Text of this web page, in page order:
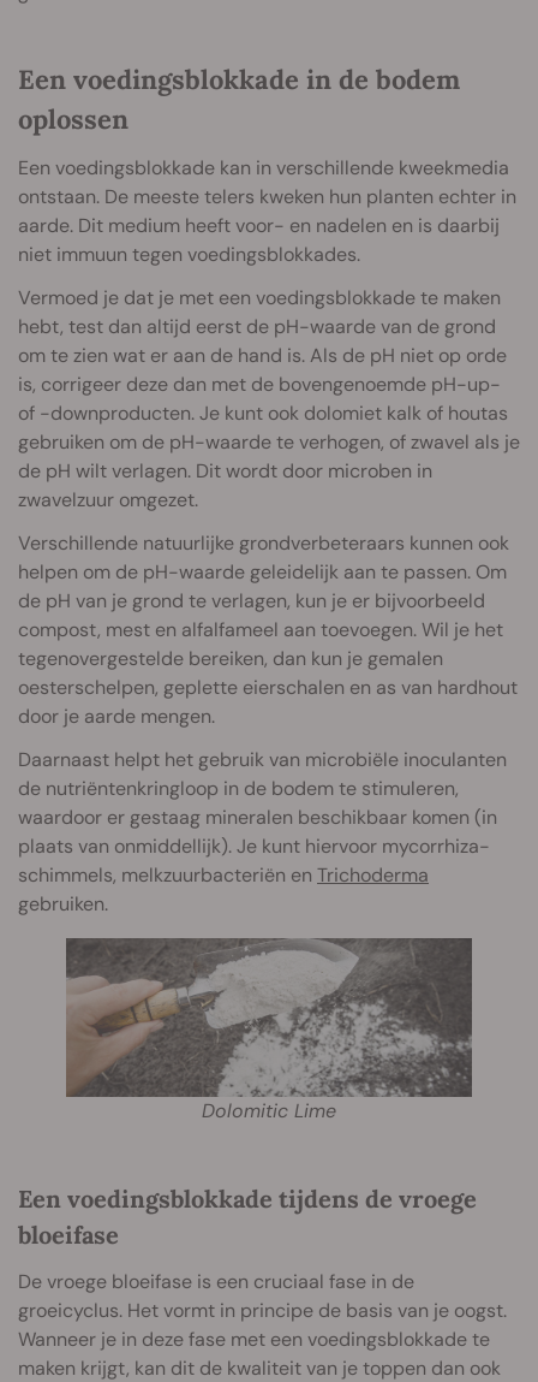
Een voedingsblokkade in de bodem
oplossen
Een voedingsblokkade kan in verschillende kweekmedia
ontstaan. De meeste telers kweken hun planten echter in
aarde. Dit medium heeft voor- en nadelen en is daarbij
niet immuun tegen voedingsblokkades.
Vermoed je dat je met een voedingsblokkade te maken
hebt, test dan altijd eerst de pH-waarde van de grond
om te zien wat er aan de hand is. Als de pH niet op orde
is, corrigeer deze dan met de bovengenoemde pH-up-
of -downproducten. Je kunt ook dolomiet kalk of houtas
gebruiken om de pH-waarde te verhogen, of zwavel als je
de pH wilt verlagen. Dit wordt door microben in
zwavelzuur omgezet.
Verschillende natuurlijke grondverbeteraars kunnen ook
helpen om de pH-waarde geleidelijk aan te passen. Om
de pH van je grond te verlagen, kun je er bijvoorbeeld
compost, mest en alfalfameel aan toevoegen. Wil je het
tegenovergestelde bereiken, dan kun je gemalen
oesterschelpen, geplette eierschalen en as van hardhout
door je aarde mengen.
Daarnaast helpt het gebruik van microbiële inoculanten
de nutriëntenkringloop in de bodem te stimuleren,
waardoor er gestaag mineralen beschikbaar komen (in
plaats van onmiddellijk). Je kunt hiervoor mycorrhiza-
schimmels, melkzuurbacteriën en Trichoderma
gebruiken.
Dolomitic Lime
Een voedingsblokkade tijdens de vroege
bloeifase
De vroege bloeifase is een cruciaal fase in de
groeicyclus. Het vormt in principe de basis van je oogst.
Wanneer je in deze fase met een voedingsblokkade te
maken krijgt, kan dit de kwaliteit van je toppen dan ook